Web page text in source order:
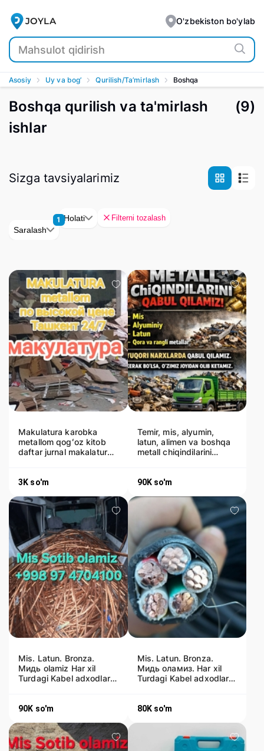
JOYLA O'zbekiston bo'ylab
Asosiy Uy va bog’ Qurilish/Ta’mirlash Boshqa
Boshqa qurilish va ta'mirlash
ishlar
(9)
Sizga tavsiyalarimiz
Saralash
1 Holati Filterni tozalash
Makulatura karobka
metallom qogʻoz kitob
daftar jurnal makalatura
3K so'm
Temir, mis, alyumin,
latun, alimen va boshqa
metall chiqindilarini
90K so'm
Mis. Latun. Bronza.
Мидь olamiz Har xil
Turdagi Kabel adxodlar
90K so'm
Mis. Latun. Bronza.
Мидь оламиз. Har xil
Turdagi Kabel adxodlar
80K so'm